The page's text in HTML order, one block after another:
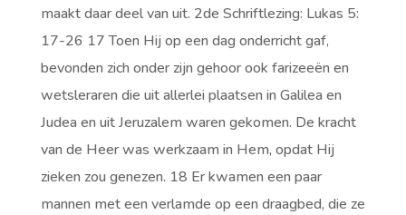
maakt daar deel van uit. 2de Schriftlezing: Lukas 5:
17-26 17 Toen Hij op een dag onderricht gaf,
bevonden zich onder zijn gehoor ook farizeeën en
wetsleraren die uit allerlei plaatsen in Galilea en
Judea en uit Jeruzalem waren gekomen. De kracht
van de Heer was werkzaam in Hem, opdat Hij
zieken zou genezen. 18 Er kwamen een paar
mannen met een verlamde op een draagbed, die ze